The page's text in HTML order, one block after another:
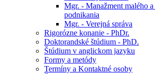
Mgr. - Manažment malého a
podnikania
Mgr. - Verejná správa
Rigorózne konanie - PhDr.
Doktorandské štúdium - PhD.
Štúdium v anglickom jazyku
Formy a metódy
Termíny a Kontaktné osoby